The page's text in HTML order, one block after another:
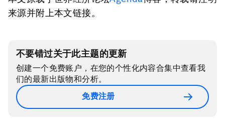
来源并附上本文链接。
不要错过关于此主题的更新
创建一个免费账户，在您的个性化内容合集中查看我
们的最新出版物和分析。
免费注册